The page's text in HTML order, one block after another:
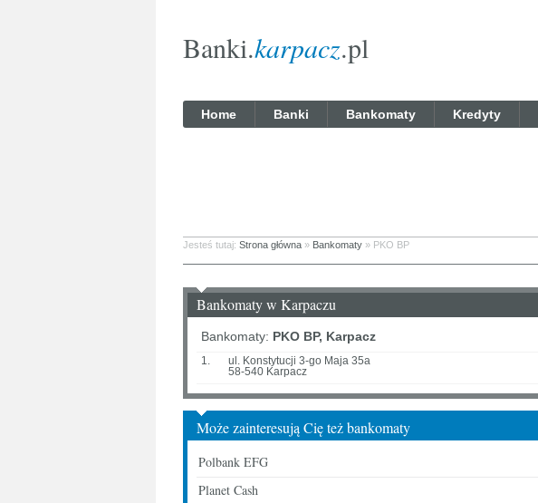
Banki.karpacz.pl
Home Banki Bankomaty Kredyty
Jesteś tutaj: Strona główna » Bankomaty » PKO BP
Bankomaty w Karpaczu
Bankomaty: PKO BP, Karpacz
1.
ul. Konstytucji 3-go Maja 35a
58-540 Karpacz
Może zainteresują Cię też bankomaty
Polbank EFG
Planet Cash